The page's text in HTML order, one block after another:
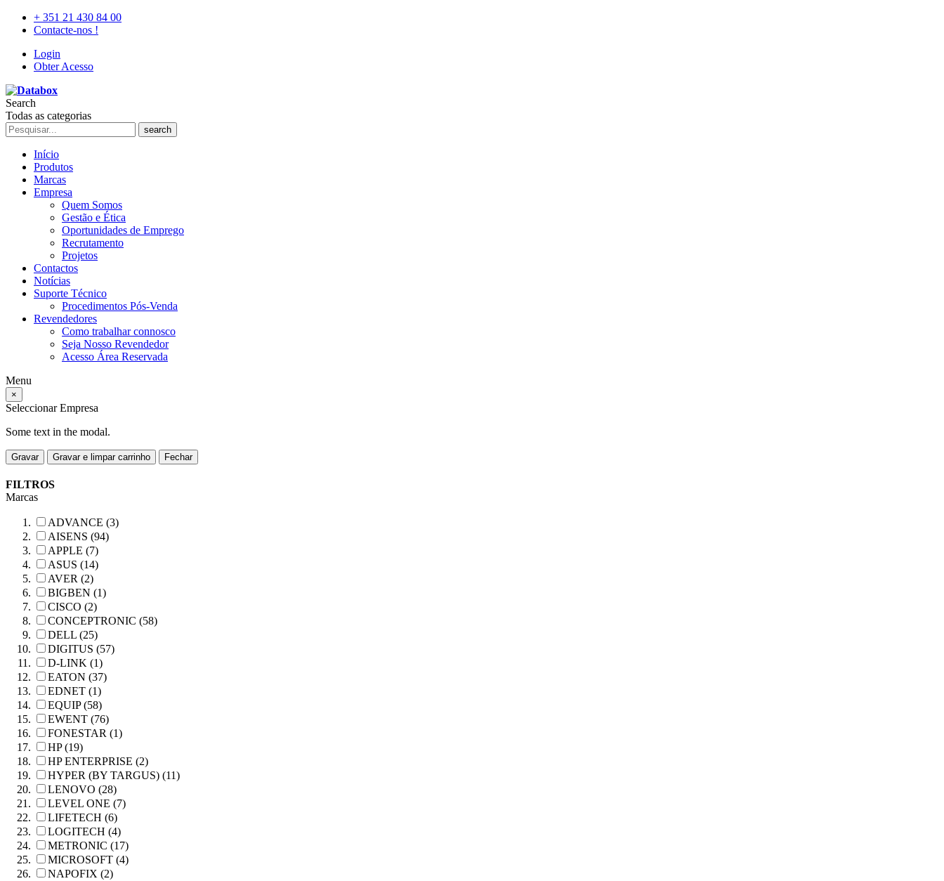
+ 351 21 430 84 00
Contacte-nos !
Login
Obter Acesso
Search
Todas as categorias
search
Início
Produtos
Marcas
Empresa
Quem Somos
Gestão e Ética
Oportunidades de Emprego
Recrutamento
Projetos
Contactos
Notícias
Suporte Técnico
Procedimentos Pós-Venda
Revendedores
Como trabalhar connosco
Seja Nosso Revendedor
Acesso Área Reservada
Menu
×
Seleccionar Empresa
Some text in the modal.
Gravar Gravar e limpar carrinho Fechar
FILTROS
Marcas
ADVANCE (3)
AISENS (94)
APPLE (7)
ASUS (14)
AVER (2)
BIGBEN (1)
CISCO (2)
CONCEPTRONIC (58)
DELL (25)
DIGITUS (57)
D-LINK (1)
EATON (37)
EDNET (1)
EQUIP (58)
EWENT (76)
FONESTAR (1)
HP (19)
HP ENTERPRISE (2)
HYPER (BY TARGUS) (11)
LENOVO (28)
LEVEL ONE (7)
LIFETECH (6)
LOGITECH (4)
METRONIC (17)
MICROSOFT (4)
NAPOFIX (2)